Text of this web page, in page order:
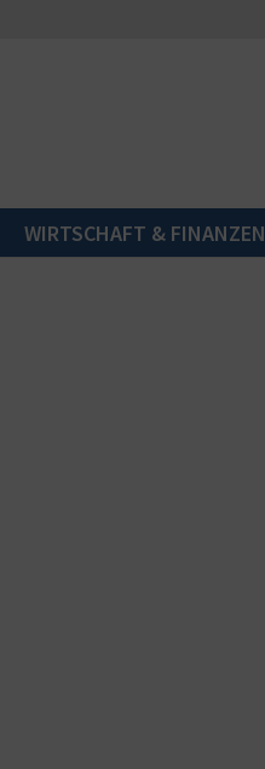
WIRTSCHAFT & FINANZEN